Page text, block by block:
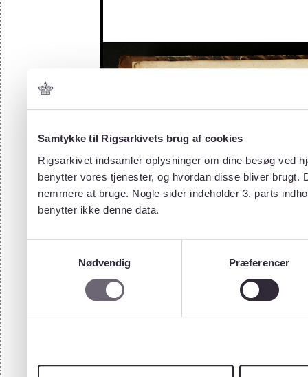
Samtykke til Rigsarkivets brug af cookies
Rigsarkivet indsamler oplysninger om dine besøg ved
benytter vores tjenester, og hvordan disse bliver
nemmere at bruge. Nogle sider indeholder 3. parts
benytter ikke denne data.
Nødvendig
Præferencer